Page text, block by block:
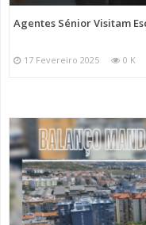
Agentes Sénior Visitam
17 Fevereiro 2025 0 K